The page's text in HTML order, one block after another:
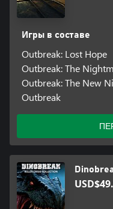
Игры в составе
Outbreak: Lost Hope
Outbreak: The
Outbreak: The New
Outbreak